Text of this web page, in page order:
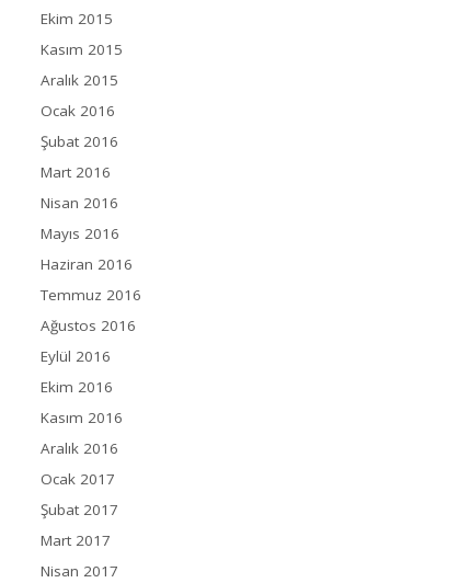
Ekim 2015
Kasım 2015
Aralık 2015
Ocak 2016
Şubat 2016
Mart 2016
Nisan 2016
Mayıs 2016
Haziran 2016
Temmuz 2016
Ağustos 2016
Eylül 2016
Ekim 2016
Kasım 2016
Aralık 2016
Ocak 2017
Şubat 2017
Mart 2017
Nisan 2017